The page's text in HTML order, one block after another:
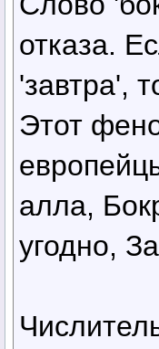
отказа.
'завтра',
Этот
алла,
угодно,